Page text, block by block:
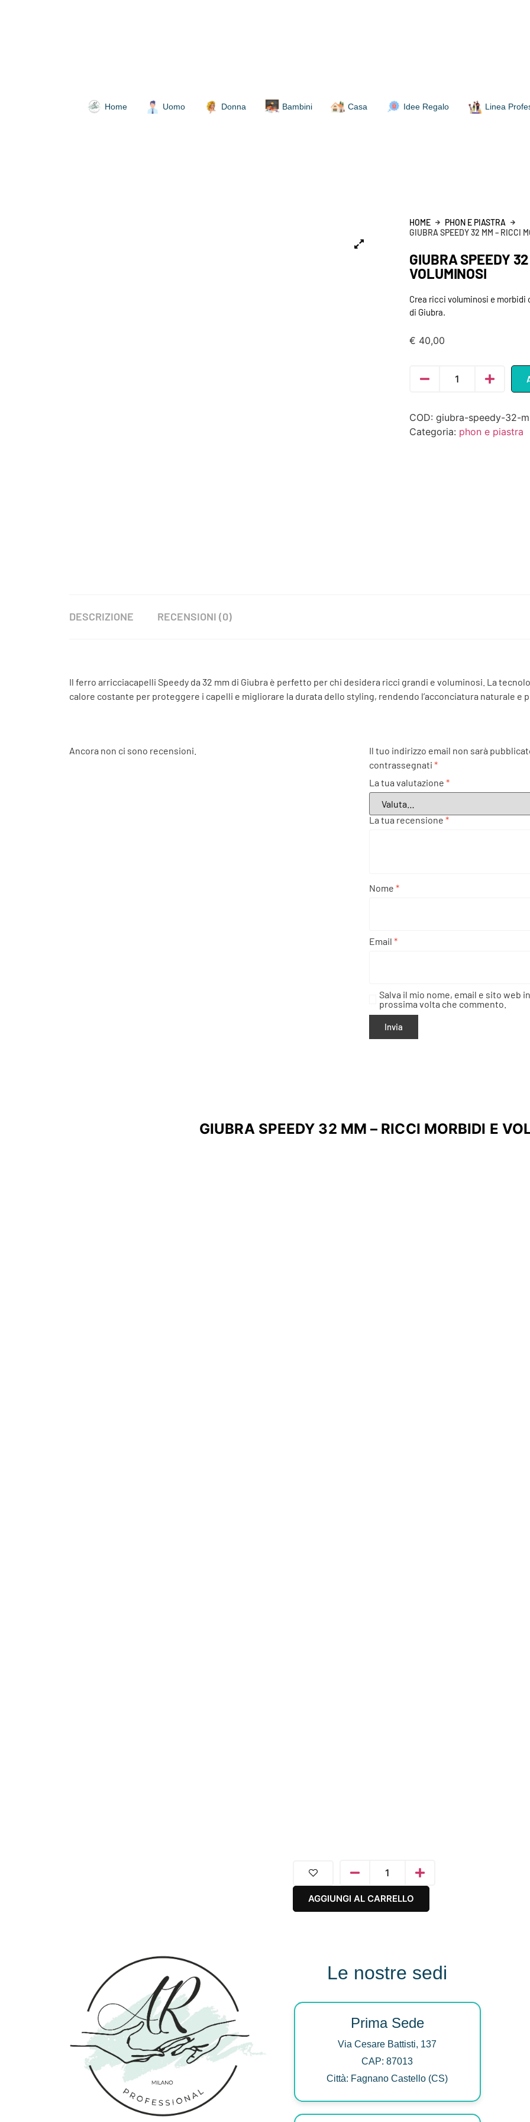
Home Uomo Donna Bambini Casa Idee Regalo Linea
HOME
PHON E PIASTRA
GIUBRA SPEEDY 32 MM – RICCI
GIUBRA SPEEDY
VOLUMINOSI
Crea ricci voluminosi e morbidi
di Giubra.
€ 40,00
COD: giubra-speedy-32-
Categoria: phon e piastra
DESCRIZIONE RECENSIONI (0)
Il ferro arricciacapelli Speedy da 32 mm di Giubra è perfetto per chi desidera ricci grandi e voluminosi. La
calore costante per proteggere i capelli e migliorare la durata dello styling, rendendo l’acconciatura naturale e
Ancora non ci sono recensioni. Il tuo indirizzo email non sarà
contrassegnati *
La tua valutazione *
La tua recensione *
Nome *
Email *
Salva il mio nome, email e sito web
prossima volta che commento.
GIUBRA SPEEDY 32 MM – RICCI MORBIDI E
AGGIUNGI AL CARRELLO
Le nostre sedi
Prima Sede
Via Cesare Battisti, 137
CAP: 87013
Città: Fagnano Castello (CS)